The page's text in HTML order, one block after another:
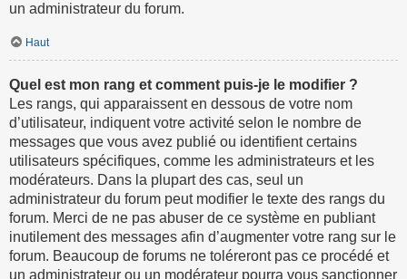
un administrateur du forum.
Haut
Quel est mon rang et comment puis-je le modifier ?
Les rangs, qui apparaissent en dessous de votre nom
d’utilisateur, indiquent votre activité selon le nombre de
messages que vous avez publié ou identifient certains
utilisateurs spécifiques, comme les administrateurs et les
modérateurs. Dans la plupart des cas, seul un
administrateur du forum peut modifier le texte des rangs du
forum. Merci de ne pas abuser de ce système en publiant
inutilement des messages afin d’augmenter votre rang sur le
forum. Beaucoup de forums ne toléreront pas ce procédé et
un administrateur ou un modérateur pourra vous sanctionner